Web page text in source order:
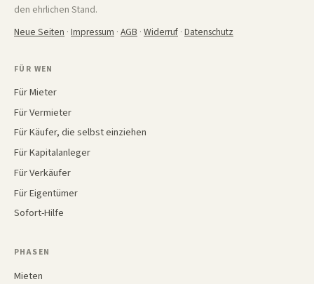
den ehrlichen Stand.
Neue Seiten · Impressum · AGB · Widerruf · Datenschutz
FÜR WEN
Für Mieter
Für Vermieter
Für Käufer, die selbst einziehen
Für Kapitalanleger
Für Verkäufer
Für Eigentümer
Sofort-Hilfe
PHASEN
Mieten